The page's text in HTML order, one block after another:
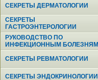
СЕКРЕТЫ ДЕРМАТОЛОГИИ
СЕКРЕТЫ
ГАСТРОЭНТЕРОЛОГИИ
РУКОВОДСТВО ПО
ИНФЕКЦИОННЫМ БОЛЕЗНЯМ
СЕКРЕТЫ РЕВМАТОЛОГИИ
СЕКРЕТЫ ЭНДОКРИНОЛОГИИ